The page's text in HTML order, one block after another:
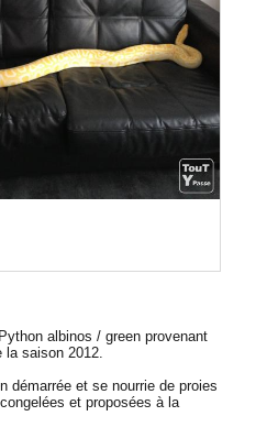
albinos / green provenant
saison 2012.
démarrée et se nourrie de proies
et proposées à la